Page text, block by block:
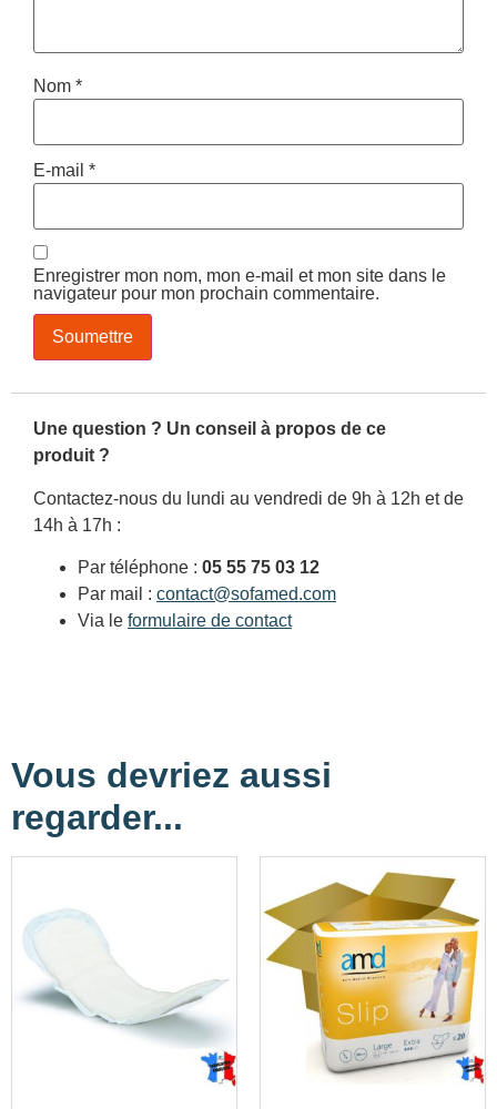
Nom *
E-mail *
Enregistrer mon nom, mon e-mail et mon site dans le
navigateur pour mon prochain commentaire.
Une question ? Un conseil à propos de ce
produit ?
Contactez-nous du lundi au vendredi de 9h à 12h et de
14h à 17h :
Par téléphone : 05 55 75 03 12
Par mail : contact@sofamed.com
Via le formulaire de contact
Vous devriez aussi
regarder...